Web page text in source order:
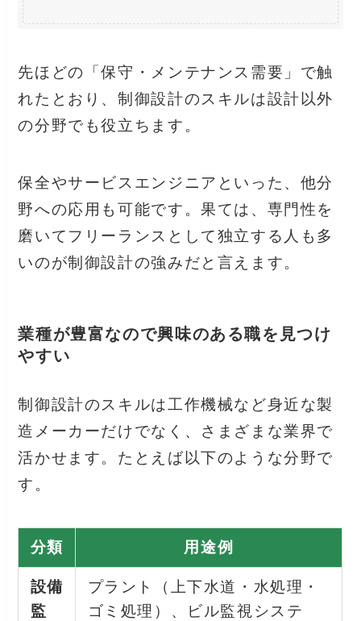
先ほどの「保守・メンテナンス需要」で触
れたとおり、制御設計のスキルは設計以外
の分野でも役立ちます。
保全やサービスエンジニアといった、他分
野への応用も可能です。果ては、専門性を
磨いてフリーランスとして独立する人も多
いのが制御設計の強みだと言えます。
業種が豊富なので興味のある職を見つけ
やすい
制御設計のスキルは工作機械など身近な製
造メーカーだけでなく、さまざまな業界で
活かせます。たとえば以下のような分野で
す。
分類 用途例
設備
監
プラント（上下水道・水処理・
ゴミ処理）、ビル監視システ